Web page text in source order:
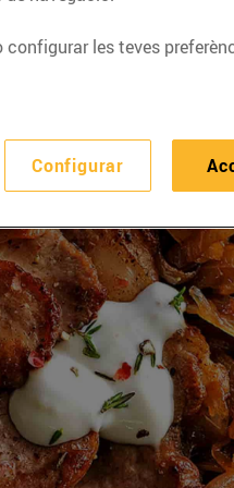
les teves
Configurar